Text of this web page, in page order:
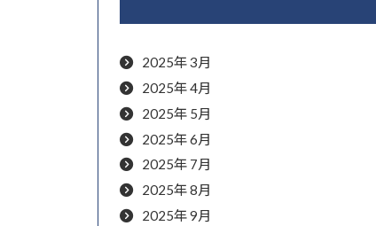
2025年 3月
2025年 4月
2025年 5月
2025年 6月
2025年 7月
2025年 8月
2025年 9月